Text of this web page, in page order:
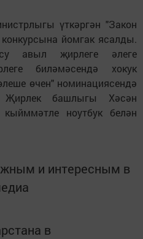
үткәргән "Закон
конкурсына йомгак ясалды.
авыл җирлеге әлеге
биләмәсендә хокук
өчен" номинациясендә
башлыгы Хәсән
ноутбук белән
и интересным в
в